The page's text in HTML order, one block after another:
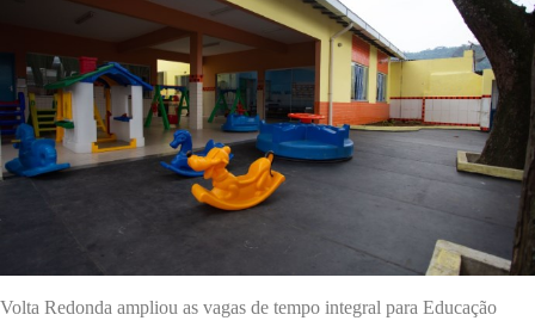
Volta Redonda ampliou as vagas de tempo integral para Educação